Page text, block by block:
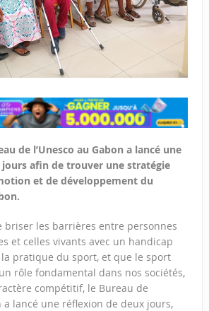
de l’Unesco au Gabon a lancé une
afin de trouver une stratégie
et de développement du
briser les barrières entre personnes
et celles vivants avec un handicap
pratique du sport, et que le sport
rôle fondamental dans nos sociétés,
compétitif, le Bureau de
a lancé une réflexion de deux jours,